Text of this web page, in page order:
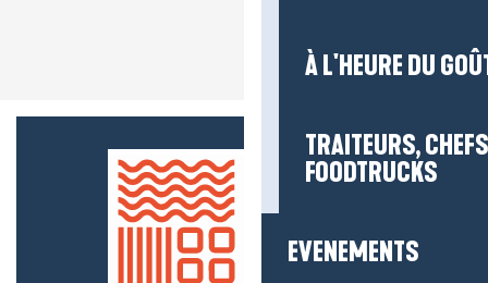
À L'HEURE DU
TRAITEURS,
FOODTRUCKS
EVENEMENTS